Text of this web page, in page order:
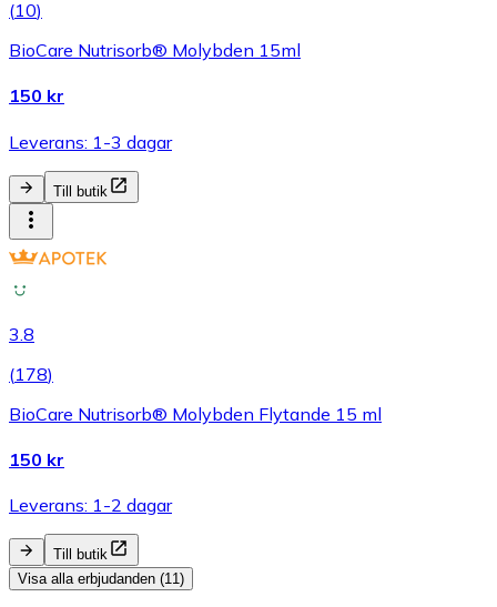
(10)
BioCare Nutrisorb® Molybden 15ml
150 kr
Leverans: 1-3 dagar
Till butik
3.8
(178)
BioCare Nutrisorb® Molybden Flytande 15 ml
150 kr
Leverans: 1-2 dagar
Till butik
Visa alla erbjudanden (11)